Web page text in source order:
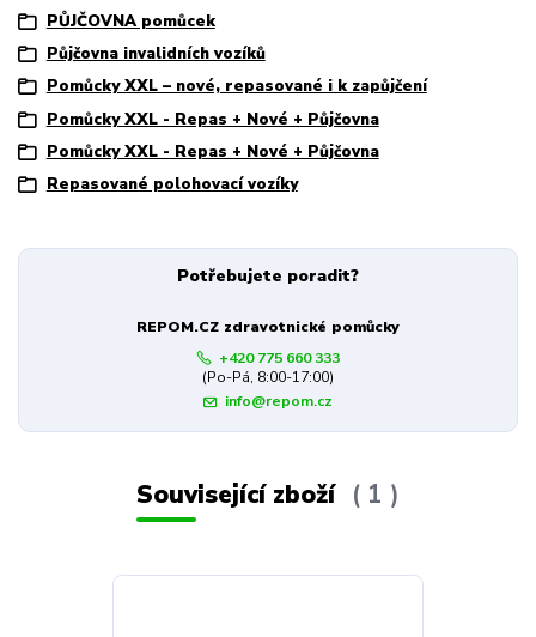
PŮJČOVNA pomůcek
Půjčovna invalidních vozíků
Pomůcky XXL – nové, repasované i k zapůjčení
Pomůcky XXL - Repas + Nové + Půjčovna
Pomůcky XXL - Repas + Nové + Půjčovna
Repasované polohovací vozíky
Potřebujete poradit?
REPOM.CZ zdravotnické pomůcky
+420 775 660 333
(Po-Pá, 8:00-17:00)
info@repom.cz
Související zboží 1